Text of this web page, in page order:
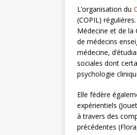
L’organisation du C
(COPIL)
Médecine et de la
de médecins
médecine,
sociales dont
psychologie
Elle fédère
expérientiels
à travers des
précédentes